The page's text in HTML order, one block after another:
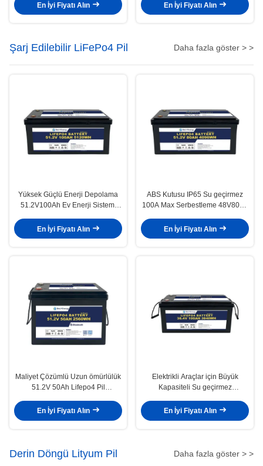
En İyi Fiyatı Alın
En İyi Fiyatı Alın
Şarj Edilebilir LiFePo4 Pil Daha fazla göster > >
Yüksek Güçlü Enerji Depolama
51.2V100Ah Ev Enerji Sistemi
Pil
En İyi Fiyatı Alın
ABS Kutusu IP65 Su geçirmez
100A Max Serbestleme 48V80Ah
için
En İyi Fiyatı Alın
Maliyet Çözümlü Uzun ömürlülük
51.2V 50Ah Lifepo4 Pil
Dönem
En İyi Fiyatı Alın
Elektrikli Araçlar için Büyük
Kapasiteli Su geçirmez
LiFePo4 Pil
En İyi Fiyatı Alın
Derin Döngü Lityum Pil Daha fazla göster > >